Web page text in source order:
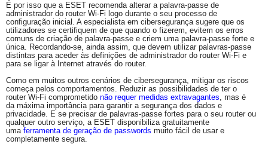
É por isso que a ESET recomenda alterar a palavra-passe de
administrador do router Wi-Fi logo durante o seu processo de
configuração inicial. A especialista em cibersegurançasugere que os
utilizadores se certifiquem de que quando o fizerem, evitem os erros
comuns de criação de palavra-passe e criem uma palavra-passe forte e
única. Recordando-se, ainda assim, que devem utilizar palavras-passe
distintas para aceder às definições de administrador do router Wi-Fi e
para se ligar à Internet através do router.
Como em muitos outros cenários de cibersegurança, mitigar os riscos
começa pelos comportamentos. Reduzir as possibilidades de ter o
router Wi-Fi comprometido não requer medidas extravagantes, mas é
da máxima importância para garantir a segurança dos dados e
privacidade. E se precisar de palavras-passe fortes para o seu router ou
qualquer outro serviço, a ESET disponibiliza gratuitamente
uma ferramenta de geração de passwords muito fácil de usar e
completamente segura.